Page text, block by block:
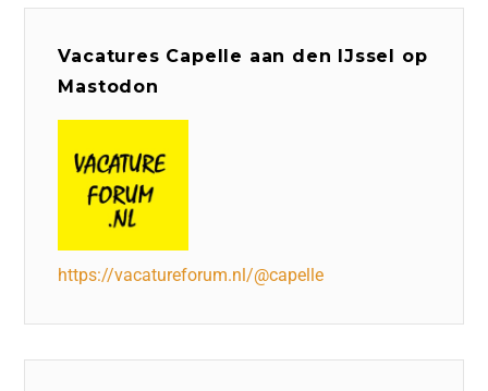
Vacatures Capelle aan den IJssel op
Mastodon
https://vacatureforum.nl/@capelle